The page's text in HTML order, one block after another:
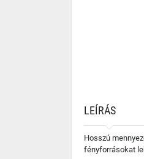
LEÍRÁS
Hosszú
fényforrásokat